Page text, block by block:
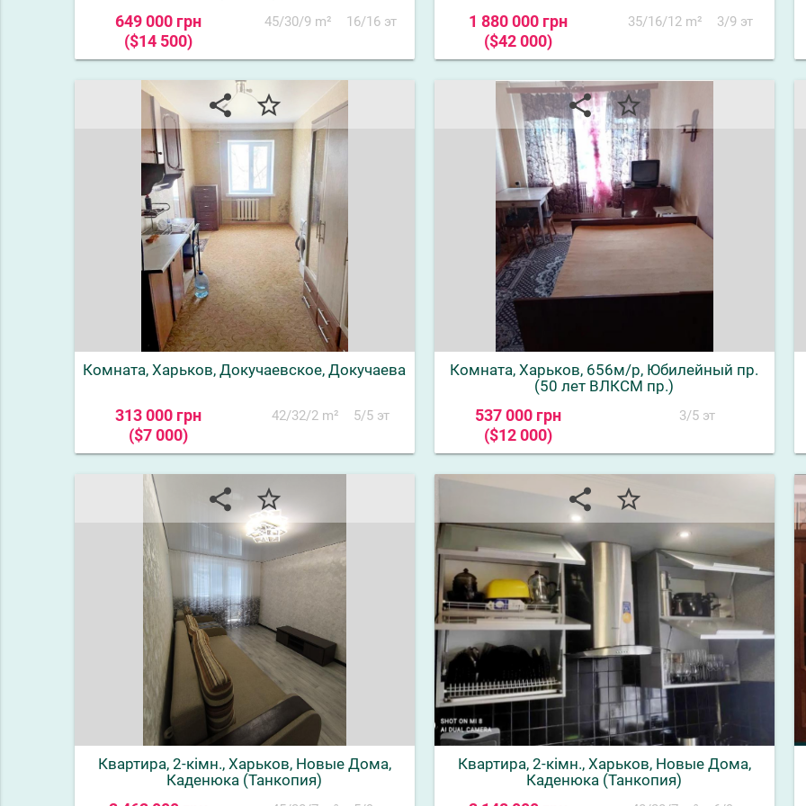
649 000 грн
($14 500)
45/30/9 m² 16/16 эт
1 880 000 грн
($42 000)
35/16/12 m² 3/9 эт
share star_border
Комната, Харьков, Докучаевское, Докучаева
313 000 грн
($7 000)
42/32/2 m² 5/5 эт
share star_border
Комната, Харьков, 656м/р, Юбилейный пр.
(50 лет ВЛКСМ пр.)
537 000 грн
($12 000)
3/5 эт
share star_border
Квартира, 2-кімн., Харьков, Новые Дома,
Каденюка (Танкопия)
share star_border
Квартира, 2-кімн., Харьков, Новые Дома,
Каденюка (Танкопия)